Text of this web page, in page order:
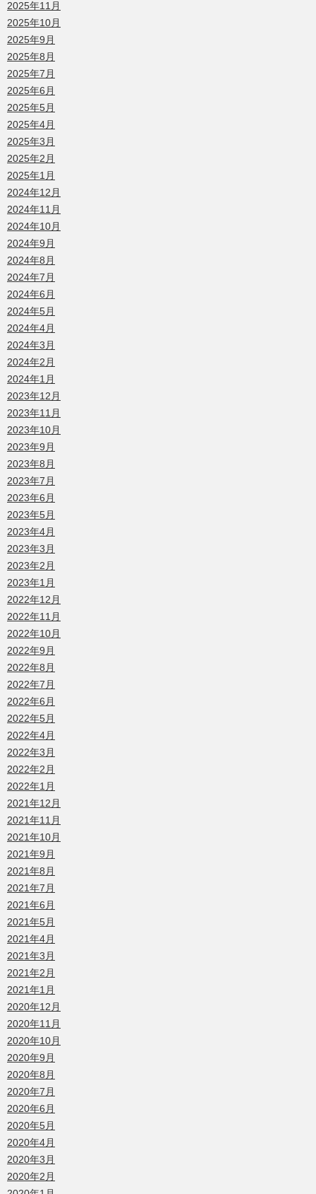
2025年11月
2025年10月
2025年9月
2025年8月
2025年7月
2025年6月
2025年5月
2025年4月
2025年3月
2025年2月
2025年1月
2024年12月
2024年11月
2024年10月
2024年9月
2024年8月
2024年7月
2024年6月
2024年5月
2024年4月
2024年3月
2024年2月
2024年1月
2023年12月
2023年11月
2023年10月
2023年9月
2023年8月
2023年7月
2023年6月
2023年5月
2023年4月
2023年3月
2023年2月
2023年1月
2022年12月
2022年11月
2022年10月
2022年9月
2022年8月
2022年7月
2022年6月
2022年5月
2022年4月
2022年3月
2022年2月
2022年1月
2021年12月
2021年11月
2021年10月
2021年9月
2021年8月
2021年7月
2021年6月
2021年5月
2021年4月
2021年3月
2021年2月
2021年1月
2020年12月
2020年11月
2020年10月
2020年9月
2020年8月
2020年7月
2020年6月
2020年5月
2020年4月
2020年3月
2020年2月